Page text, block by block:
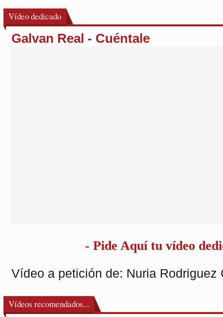
Vídeo dedicado
Galvan Real - Cuéntale
- Pide Aquí tu vídeo
Vídeo a petición de: Nuria Rodriguez
Vídeos recomendados...